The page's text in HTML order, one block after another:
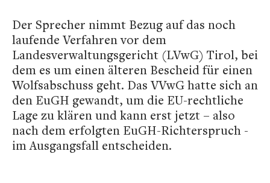
Der Sprecher nimmt Bezug auf das noch
laufende Verfahren vor dem
Landesverwaltungsgericht (LVwG) Tirol, bei
dem es um einen älteren Bescheid für einen
Wolfsabschuss geht. Das VVwG hatte sich an
den EuGH gewandt, um die EU-rechtliche
Lage zu klären und kann erst jetzt – also
nach dem erfolgten EuGH-Richterspruch -
im Ausgangsfall entscheiden.